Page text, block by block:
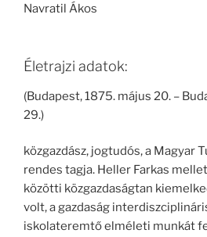
Navratil Ákos
Életrajzi adatok:
(Budapest, 1875. május 20. –
29.)
közgazdász, jogtudós, a Magyar
rendes tagja. Heller Farkas
közötti közgazdaságtan
volt, a gazdaság
iskolateremtő elméleti munkát